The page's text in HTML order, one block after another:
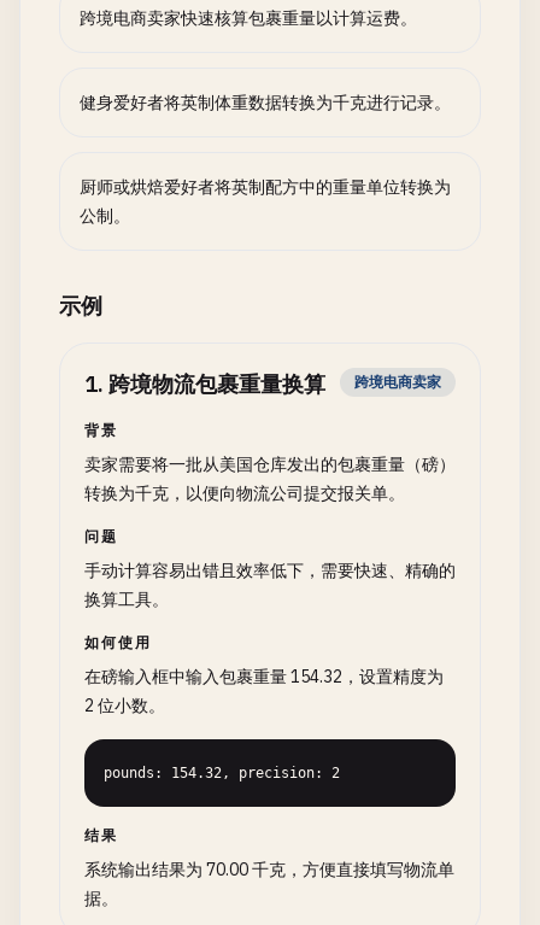
跨境电商卖家快速核算包裹重量以计算运费。
健身爱好者将英制体重数据转换为千克进行记录。
厨师或烘焙爱好者将英制配方中的重量单位转换为
公制。
示例
1. 跨境物流包裹重量换算 跨境电商卖家
背景
卖家需要将一批从美国仓库发出的包裹重量（磅）
转换为千克，以便向物流公司提交报关单。
问题
手动计算容易出错且效率低下，需要快速、精确的
换算工具。
如何使用
在磅输入框中输入包裹重量 154.32，设置精度为
2 位小数。
pounds: 154.32, precision: 2
结果
系统输出结果为 70.00 千克，方便直接填写物流单
据。